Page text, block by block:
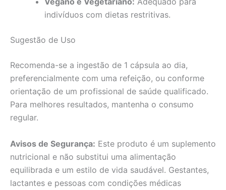
indivíduos com dietas restritivas.
Sugestão de Uso
Recomenda-se a ingestão de 1 cápsula ao dia,
preferencialmente com uma refeição, ou conforme
orientação de um profissional de saúde qualificado.
Para melhores resultados, mantenha o consumo
regular.
Avisos de Segurança: Este produto é um suplemento
nutricional e não substitui uma alimentação
equilibrada e um estilo de vida saudável. Gestantes,
lactantes e pessoas com condições médicas